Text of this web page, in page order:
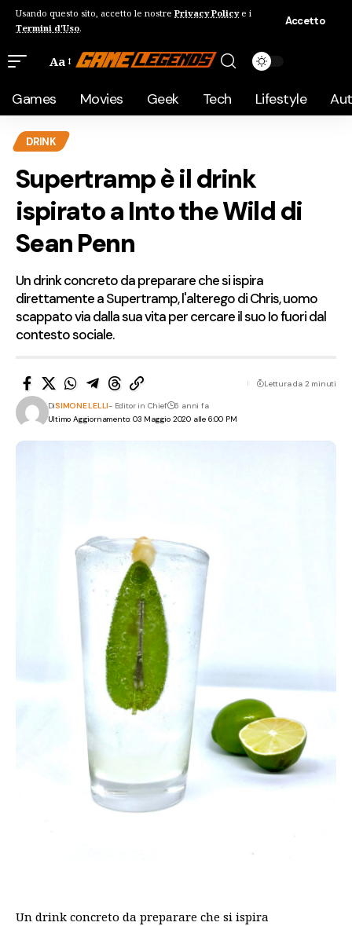
Usando questo sito, accetto le nostre Privacy Policye i
Termini d'Uso.
Accetto
Aa
Games Movies Geek Tech Lifestyle
DRINK
Supertramp è il drink
ispirato a Into the Wild di
Sean Penn
Un drink concreto da preparare che si ispira
direttamente a Supertramp, l'alterego di Chris, uomo
scappato via dalla sua vita per cercare il suo Io fuori dal
contesto sociale.
Ultimo Aggiornamento: 03 Maggio 2020 alle 6:00 PM
DiSIMONE LELLI- Editor in Chief 6 anni fa
Lettura da 2 minuti
Un drink concreto da preparare che si ispira